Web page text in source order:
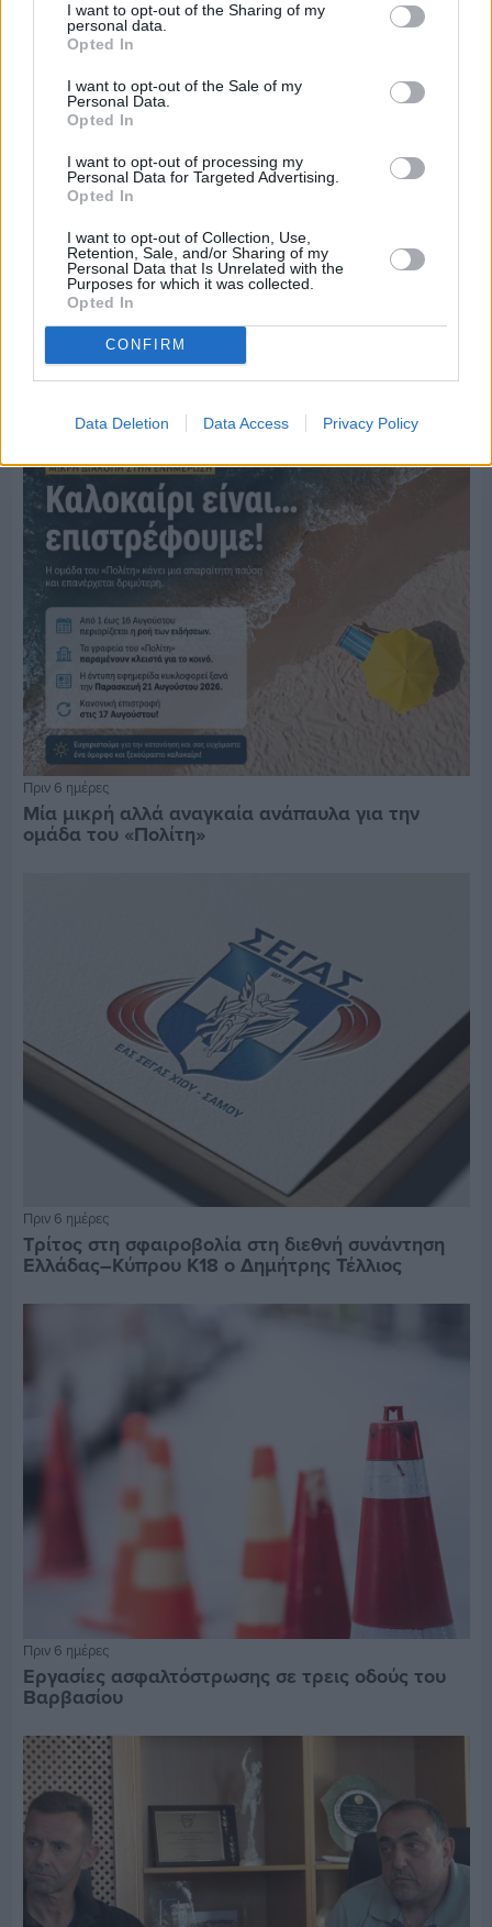
I want to opt-out of the Sharing of my
personal data.
Opted In
I want to opt-out of the Sale of my
Personal Data.
Opted In
I want to opt-out of processing my
Personal Data for Targeted Advertising.
Opted In
I want to opt-out of Collection, Use,
Retention, Sale, and/or Sharing of my
Personal Data that Is Unrelated with the
Purposes for which it was collected.
Opted In
CONFIRM
Data Deletion Data Access Privacy Policy
Πριν 3 ημέρες
Ο καιρός στη Χίο, σήμερα 3 Αυγούστου 2026
Πριν 6 ημέρες
Μία μικρή αλλά αναγκαία ανάπαυλα για την
ομάδα του «Πολίτη»
Πριν 6 ημέρες
Τρίτος στη σφαιροβολία στη διεθνή συνάντηση
Ελλάδας–Κύπρου Κ18 ο Δημήτρης Τέλλιος
Πριν 6 ημέρες
Εργασίες ασφαλτόστρωσης σε τρεις οδούς του
Βαρβασίου